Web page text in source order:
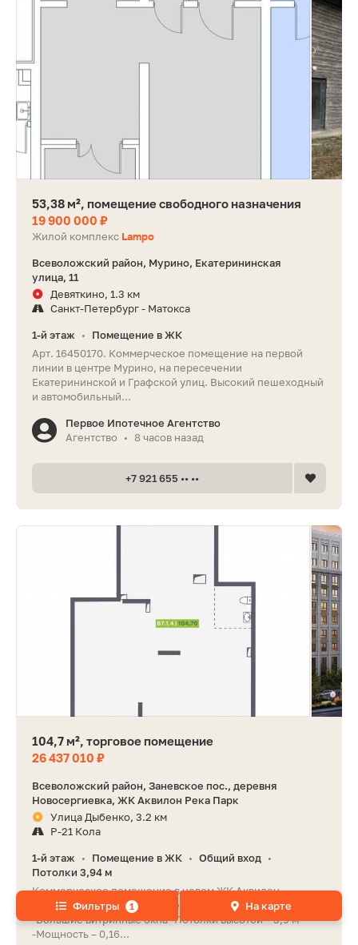
53,38 м², помещение свободного назначения
19 900 000 ₽
Жилой комплекс Lampo
Всеволожский район, Мурино, Екатерининская
улица, 11
Девяткино, 1.3 км
Санкт-Петербург - Матокса
1-й этаж •
Помещение в ЖК
Арт. 16450170. Коммерческое помещение на первой
линии в центре Мурино, на пересечении
Екатерининской и Графской улиц. Высокий пешеходный
и автомобильный...
Первое Ипотечное Агентство
Агентство
• 8 часов назад
+7 921 655 •• ••
104,7 м², торговое помещение
26 437 010 ₽
Всеволожский район, Заневское пос., деревня
Новосергиевка, ЖК Аквилон Река Парк
Улица Дыбенко, 3.2 км
Р-21 Кола
1-й этаж • Помещение в ЖК • Общий вход •
Потолки 3,94 м
Коммерческое помещение в новом ЖК Аквилон
RekaPark, метро Улица Дыбенко. -Первый этаж
-Большие витринные окна -Потолки высотой – 3,9 м
-Мощность – 0,16...
Фильтры 1 На карте